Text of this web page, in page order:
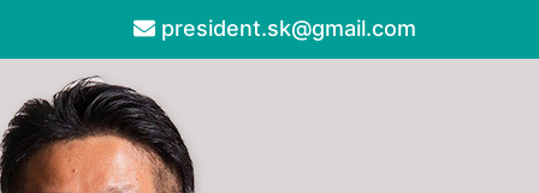
president.sk@gmail.com